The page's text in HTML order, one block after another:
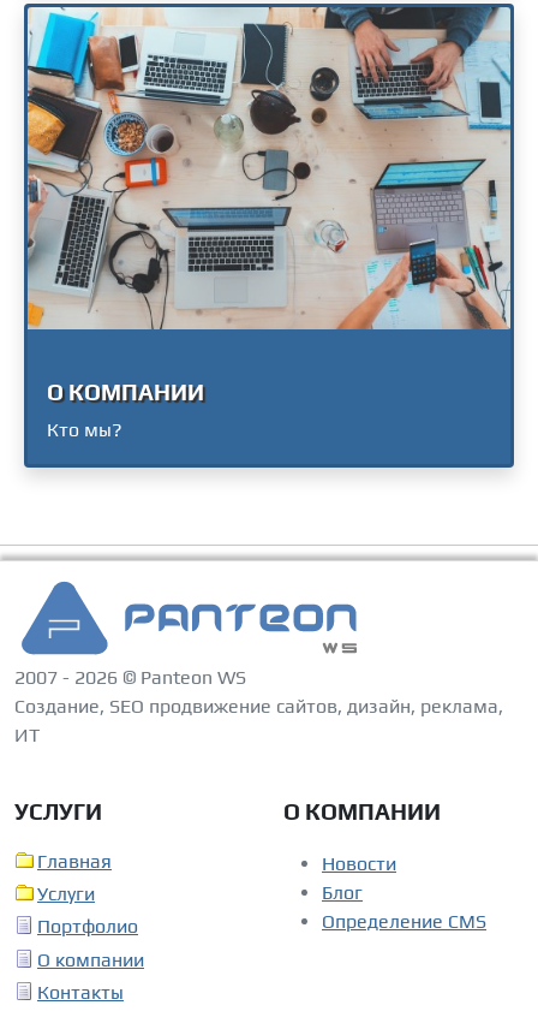
О КОМПАНИИ
Кто мы?
2007 - 2026 © Panteon WS
Создание, SEO продвижение сайтов, дизайн, реклама,
ИТ
УСЛУГИ
Главная
Услуги
Портфолио
О компании
Контакты
О КОМПАНИИ
Новости
Блог
Определение CMS